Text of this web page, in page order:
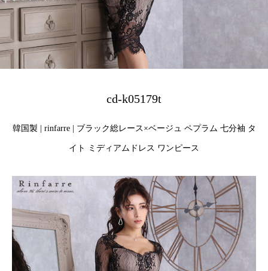
cd-k05179t
韓国製 | rinfarre | ブラック総レース×ベージュ ペプラム 七分袖 タ
イト ミディアムドレス ワンピース